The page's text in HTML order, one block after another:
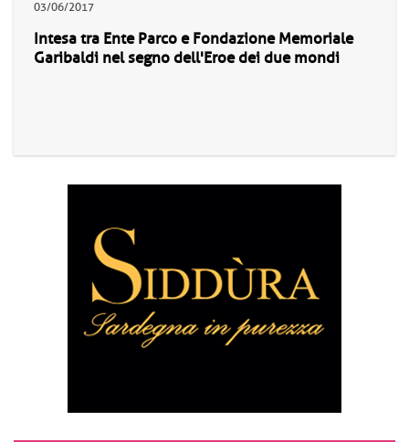
03/06/2017
Intesa tra Ente Parco e Fondazione Memoriale
Garibaldi nel segno dell'Eroe dei due mondi